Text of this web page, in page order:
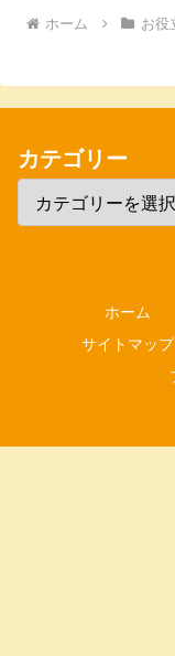
ホーム お役
カテゴリー
ホーム
サイトマップ